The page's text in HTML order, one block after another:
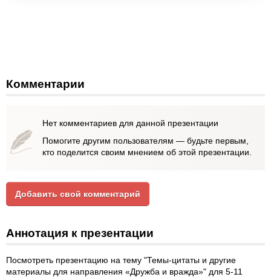
Комментарии
Нет комментариев для данной презентации
Помогите другим пользователям — будьте первым,
кто поделится своим мнением об этой презентации.
Добавить свой комментарий
Аннотация к презентации
Посмотреть презентацию на тему "Темы-цитаты и другие
материалы для направления «Дружба и вражда»" для 5-11